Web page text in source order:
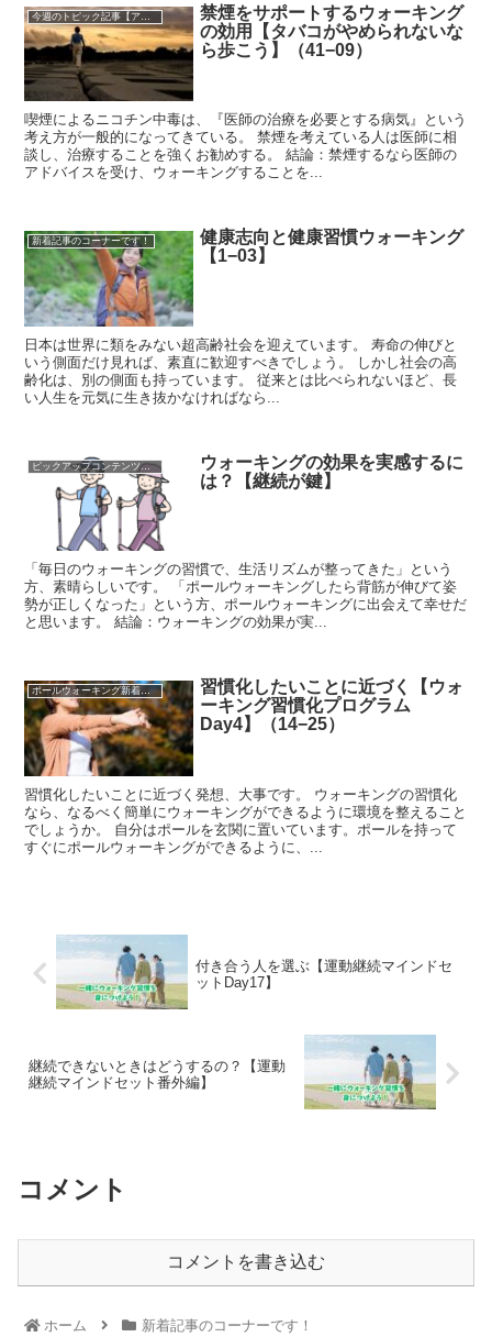
今週のトピック記事【アーカイブ】
禁煙をサポートするウォーキング
の効用【タバコがやめられないな
ら歩こう】（41−09）
喫煙によるニコチン中毒は、『医師の治療を必要とする病気』という
考え方が一般的になってきている。 禁煙を考えている人は医師に相
談し、治療することを強くお勧めする。 結論：禁煙するなら医師の
アドバイスを受け、ウォーキングすることを...
新着記事のコーナーです！
健康志向と健康習慣ウォーキング
【1−03】
日本は世界に類をみない超高齢社会を迎えています。 寿命の伸びと
いう側面だけ見れば、素直に歓迎すべきでしょう。 しかし社会の高
齢化は、別の側面も持っています。 従来とは比べられないほど、長
い人生を元気に生き抜かなければなら...
ピックアップコンテンツを集めました！
ウォーキングの効果を実感するに
は？【継続が鍵】
「毎日のウォーキングの習慣で、生活リズムが整ってきた」という
方、素晴らしいです。 「ポールウォーキングしたら背筋が伸びて姿
勢が正しくなった」という方、ポールウォーキングに出会えて幸せだ
と思います。 結論：ウォーキングの効果が実...
ポールウォーキング新着記事
習慣化したいことに近づく【ウォ
ーキング習慣化プログラム
Day4】（14−25）
習慣化したいことに近づく発想、大事です。 ウォーキングの習慣化
なら、なるべく簡単にウォーキングができるように環境を整えること
でしょうか。 自分はポールを玄関に置いています。ポールを持って
すぐにポールウォーキングができるように、...
付き合う人を選ぶ【運動継続マインドセ
ットDay17】
継続できないときはどうするの？【運動
継続マインドセット番外編】
コメント
コメントを書き込む
ホーム 新着記事のコーナーです！